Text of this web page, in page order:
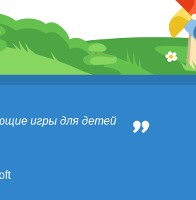
игры для детей